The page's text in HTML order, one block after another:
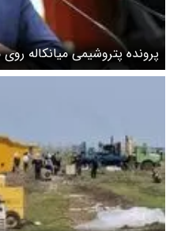
پرونده پتروشیمی میانکاله
حرف‌ها را زدیم و دیگر نظر